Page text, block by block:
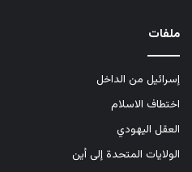
ملفات
إسرائيل من الداخل
اختطاف الاسلام
العقل اليهودي
الولايات المتحدة إلى أين